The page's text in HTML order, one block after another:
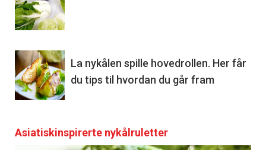
La nykålen spille hovedrollen. Her får
du tips til hvordan du går fram
Asiatiskinspirerte nykålruletter